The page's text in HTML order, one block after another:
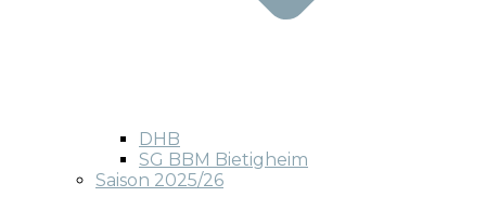
DHB
SG BBM Bietigheim
Saison 2025/26